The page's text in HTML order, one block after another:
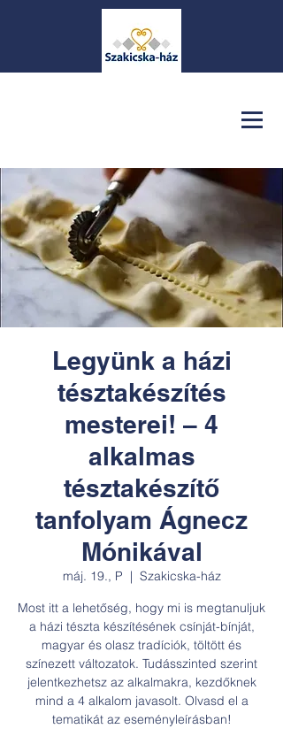
Legyünk a házi
tésztakészítés
mesterei! – 4
alkalmas
tésztakészítő
tanfolyam Ágnecz
Mónikával
máj. 19., P
  |
Szakicska-ház
Most itt a lehetőség, hogy mi is megtanuljuk
a házi tészta készítésének csínját-bínját,
magyar és olasz tradíciók, töltött és
színezett változatok. Tudásszinted szerint
jelentkezhetsz az alkalmakra, kezdőknek
mind a 4 alkalom javasolt. Olvasd el a
tematikát az eseményleírásban!